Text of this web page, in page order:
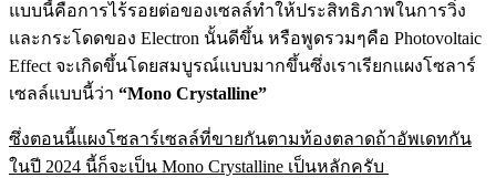
แบบนี้คือการไร้รอยต่อของเซลล์ทำให้ประสิทธิภาพในการวิ่ง
และกระโดดของ Electron นั้นดีขึ้น หรือพูดรวมๆคือ Photovoltaic
Effect จะเกิดขึ้นโดยสมบูรณ์แบบมากขึ้นซึ่งเราเรียกแผงโซลาร์
เซลล์แบบนี้ว่า “Mono Crystalline”
ซึ่งตอนนี้แผงโซลาร์เซลล์ที่ขายกันตามท้องตลาดถ้าอัพเดทกัน
ในปี 2024 นี้ก็จะเป็น Mono Crystalline เป็นหลักครับ